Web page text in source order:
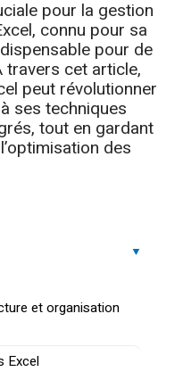
pour la gestion
connu pour sa
pour de
travers cet article,
peut révolutionner
ses techniques
tout en gardant
des
et organisation
Excel